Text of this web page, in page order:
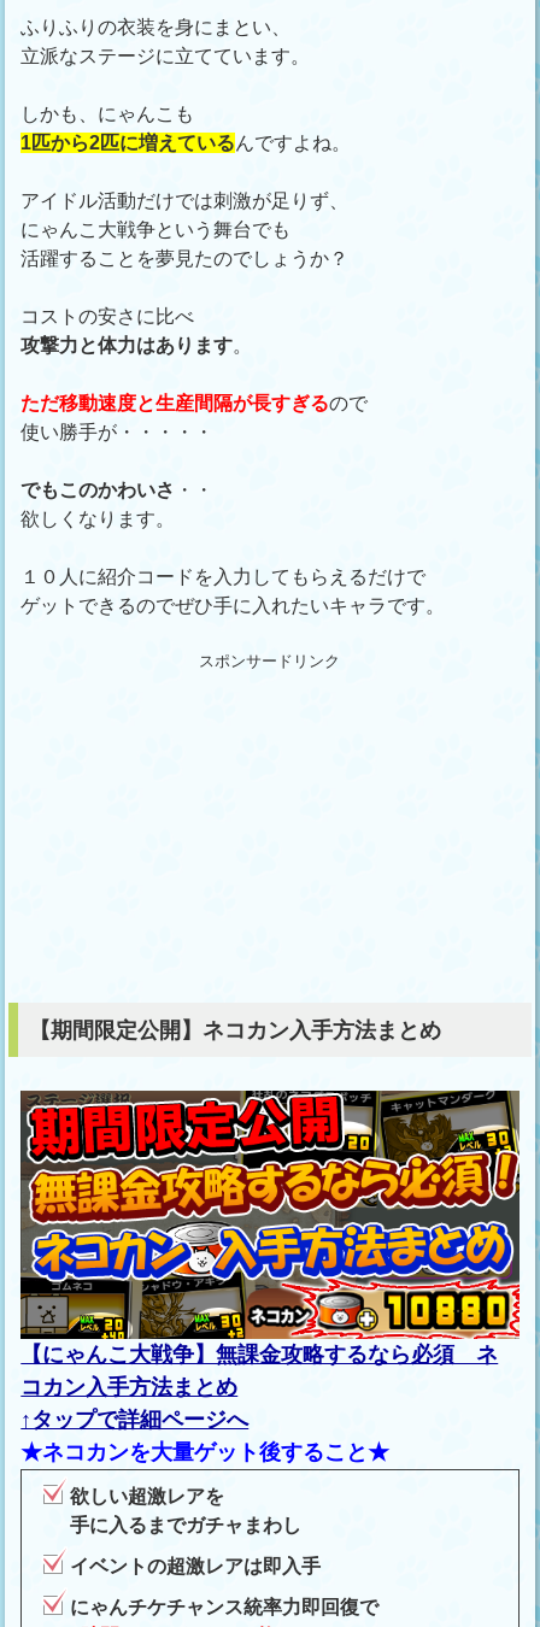
ふりふりの衣装を身にまとい、
立派なステージに立てています。
しかも、にゃんこも
1匹から2匹に増えているんですよね。
アイドル活動だけでは刺激が足りず、
にゃんこ大戦争という舞台でも
活躍することを夢見たのでしょうか？
コストの安さに比べ
攻撃力と体力はあります。
ただ移動速度と生産間隔が長すぎるので
使い勝手が・・・・・
でもこのかわいさ ・・
欲しくなります。
１０人に紹介コードを入力してもらえるだけで
ゲットできるのでぜひ手に入れたいキャラです。
スポンサードリンク
【期間限定公開】ネコカン入手方法まとめ
【にゃんこ大戦争】無課金攻略するなら必須 ネ
コカン入手方法まとめ
↑タップで詳細ページへ
★ネコカンを大量ゲット後すること★
欲しい超激レアを
手に入るまでガチャまわし
イベントの超激レアは即入手
にゃんチケチャンス統率力即回復で